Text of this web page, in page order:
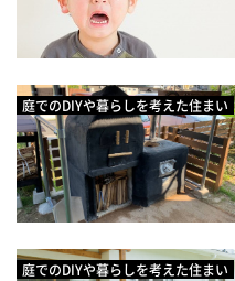
庭でのDIYや暮らしを考えた住まい
庭でのDIYや暮らしを考えた住まい